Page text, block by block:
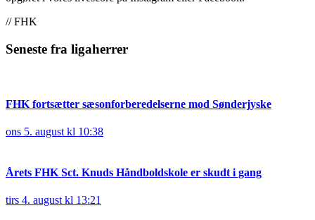
// FHK
Seneste fra ligaherrer
FHK fortsætter sæsonforberedelserne mod Sønderjyske
ons 5. august kl 10:38
Årets FHK Sct. Knuds Håndboldskole er skudt i gang
tirs 4. august kl 13:21